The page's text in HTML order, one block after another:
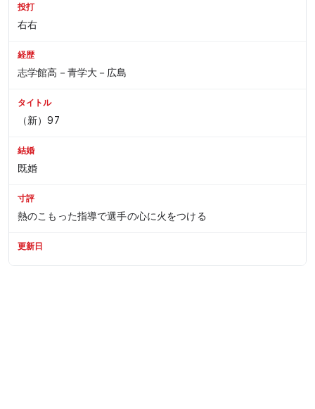
投打
右右
経歴
志学館高－青学大－広島
タイトル
（新）97
結婚
既婚
寸評
熱のこもった指導で選手の心に火をつける
更新日